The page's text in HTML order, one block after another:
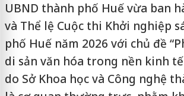
UBND thành phố Huế vừa ban
và Thể lệ Cuộc thi Khởi nghiệp
phố Huế năm 2026 với chủ đề
di sản văn hóa trong nền kinh tế
do Sở Khoa học và Công nghệ